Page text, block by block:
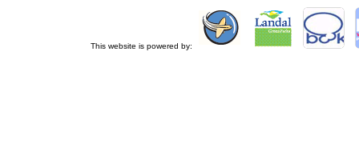
This website is powered by: